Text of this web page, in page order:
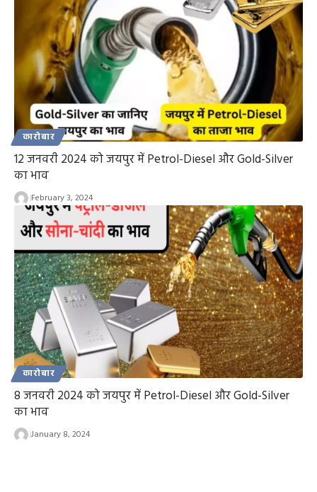
कारोबार
12 जनवरी 2024 को जयपुर में Petrol-Diesel और Gold-Silver
का भाव
February 3, 2024
कारोबार
8 जनवरी 2024 को जयपुर में Petrol-Diesel और Gold-Silver
का भाव
January 8, 2024